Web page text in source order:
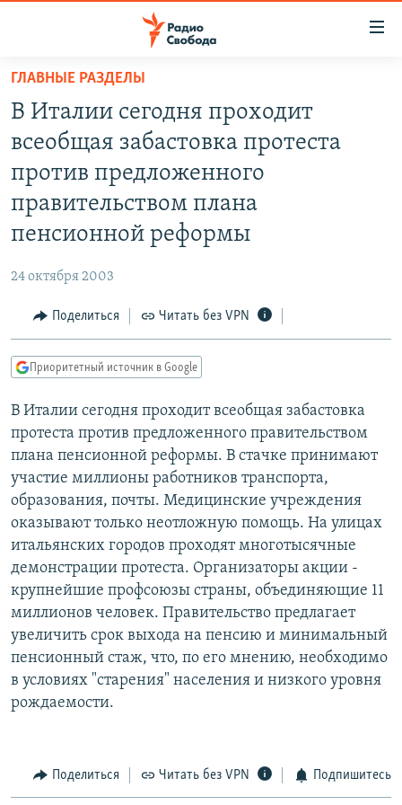
упрощенного
доступа
Вернуться
основному
содержанию
Вернутся
главной
навигации
Вернутся
поиску
ПОДКАСТЫ
МНЕНИЯ
IDEL.РЕАЛИИ
КАВКАЗ.РЕАЛИИ
СЕВЕР.РЕАЛИИ
РАСПИСАНИЕ ВЕЩАНИЯ
ПОДПИШИТЕСЬ НА РАССЫЛКУ
СОЦИАЛЬНЫЕ СЕТИ
Все сайты РСЕ/РС
ГЛАВНЫЕ РАЗДЕЛЫ
В Италии сегодня проходит
всеобщая забастовка протеста
против предложенного
правительством плана
пенсионной реформы
24 октября 2003
Поделиться Читать без VPN
Приоритетный источник в Google
В Италии сегодня проходит всеобщая забастовка
протеста против предложенного правительством
плана пенсионной реформы. В стачке принимают
участие миллионы работников транспорта,
образования, почты. Медицинские учреждения
оказывают только неотложную помощь. На улицах
итальянских городов проходят многотысячные
демонстрации протеста. Организаторы акции -
крупнейшие профсоюзы страны, объединяющие 11
миллионов человек. Правительство предлагает
увеличить срок выхода на пенсию и минимальный
пенсионный стаж, что, по его мнению, необходимо
в условиях "старения" населения и низкого уровня
рождаемости.
Поделиться Читать без VPN Подпишитесь